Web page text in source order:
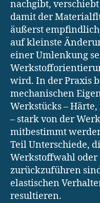
nachgibt,
damit der
äußerst
auf kleinste
einer Umlenkung
wird. In der Praxis
mechanischen
Werkstücks –
– stark von der
mitbestimmt
Teil Unterschiede,
Werkstoffwahl oder
zurückzuführen
elastischen
resultieren.